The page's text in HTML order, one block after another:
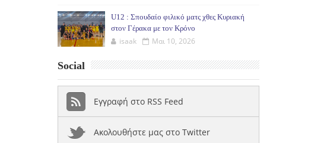
U12 : Σπουδαίο φιλικό ματς χθες Κυριακή
στον Γέρακα με τον Κρόνο
isaak Μαι 10, 2026
Social
Εγγραφή στο RSS Feed
Ακολουθήστε μας στο Twitter